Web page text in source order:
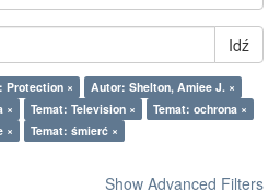
Idź
Protection ×
Autor: Shelton, Amiee J. ×
× Temat: Television ×
Temat: ochrona ×
×
Temat: śmierć ×
Show Advanced Filters